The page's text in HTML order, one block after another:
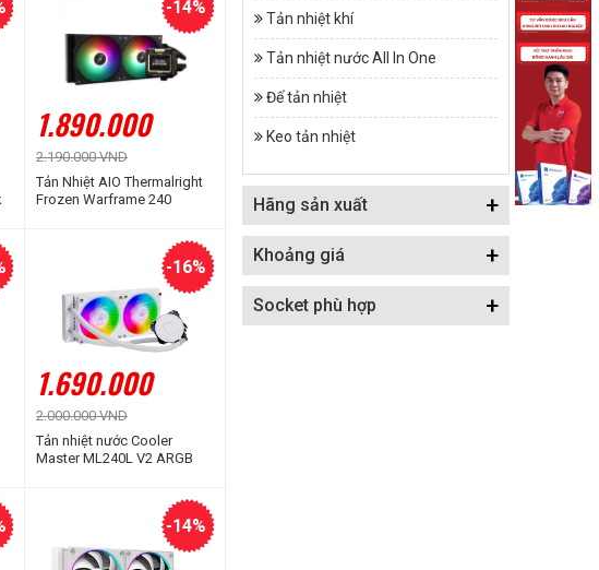
1.890.000
2.190.000 VND
-14%
Tản Nhiệt AIO Thermalright
Frozen Warframe 240
1.690.000
2.000.000 VND
-16%
Tản nhiệt nước Cooler
Master ML240L V2 ARGB
-14%
Tản nhiệt khí
Tản nhiệt nước All In One
Đế tản nhiệt
Keo tản nhiệt
Hãng sản xuất +
Khoảng giá +
Socket phù hợp +